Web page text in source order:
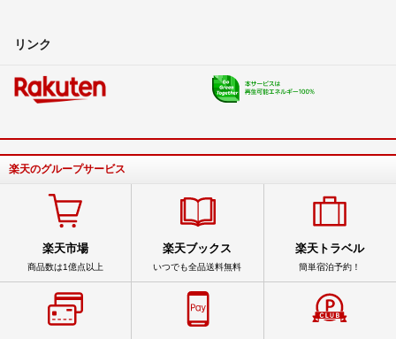
リンク
楽天のグループサービス
楽天市場
商品数は1億点以上
楽天ブックス
いつでも全品送料無料
楽天トラベル
簡単宿泊予約！